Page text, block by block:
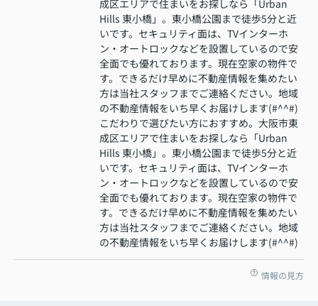
成区エリアで住まいをお探しなら「Urban
Hills 東小橋」。東小橋公園まで徒歩5分と近
いです。セキュリティ面は、TVインターホ
ン・オートロックなどを設置しているので安
全面でも優れております。現在空家の物件で
す。できるだけ早めに不動産情報を集めたい
方は当社スタッフまでご連絡ください。地域
の不動産情報をいち早くお届けします(#^^#)
こだわりで選びたい方におすすめ。大阪市東
成区エリアで住まいをお探しなら「Urban
Hills 東小橋」。東小橋公園まで徒歩5分と近
いです。セキュリティ面は、TVインターホ
ン・オートロックなどを設置しているので安
全面でも優れております。現在空家の物件で
す。できるだけ早めに不動産情報を集めたい
方は当社スタッフまでご連絡ください。地域
の不動産情報をいち早くお届けします(#^^#)
情報の見方